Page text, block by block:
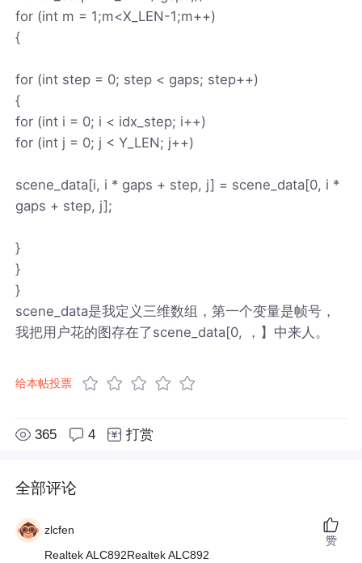
for (int m = 1;m<X_LEN-1;m++)
{
for (int step = 0; step < gaps; step++)
{
for (int i = 0; i < idx_step; i++)
for (int j = 0; j < Y_LEN; j++)
scene_data[i, i * gaps + step, j] = scene_data[0, i *
gaps + step, j];
}
}
}
scene_data是我定义三维数组，第一个变量是帧号，
我把用户花的图存在了scene_data[0, ，】中来人。
给本帖投票
365 4 打赏
全部评论
zlcfen
Realtek ALC892Realtek ALC892
赞